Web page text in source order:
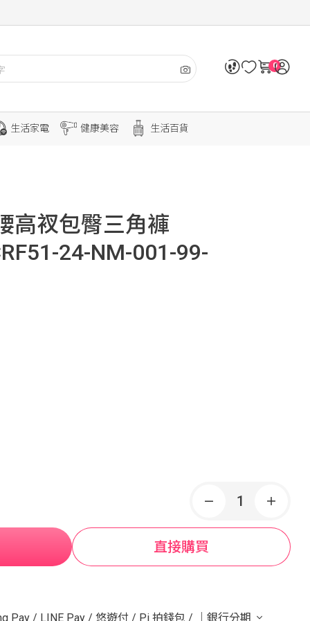
0
生活家電 健康美容 生活百貨
高衩包臀三角褲
24-NM-001-99-
直接購買
Pay / LINE Pay / 悠遊付 / Pi 拍錢包 / ｜銀行分期